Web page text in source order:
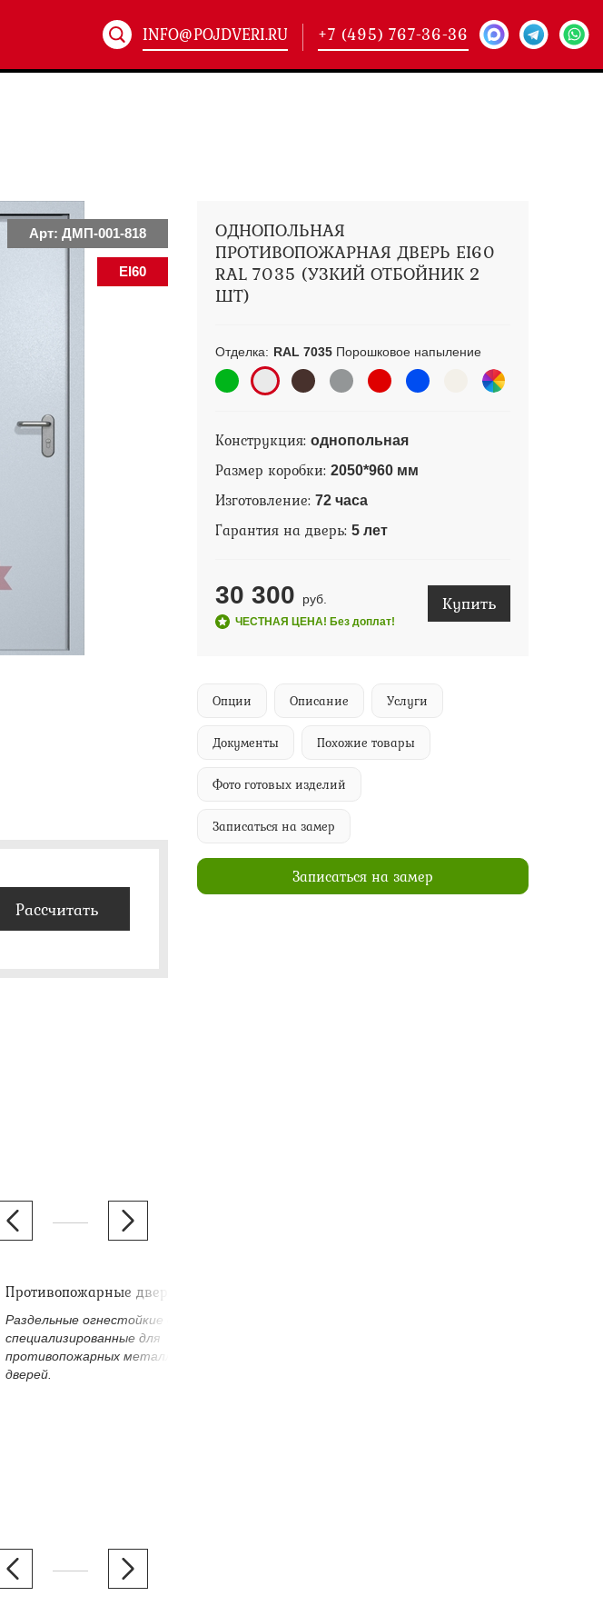
Полуторные технические двери
Двупольные технические двери(178)
INFO@POJDVERI.RU +7 (495) 767-36-36
Арт: ДМП-001-818
EI60
ОДНОПОЛЬНАЯ
ПРОТИВОПОЖАРНАЯ ДВЕРЬ EI60
RAL 7035 (УЗКИЙ ОТБОЙНИК 2
ШТ)
Отделка: RAL 7035Порошковое напыление
Конструкция: однопольная
Размер коробки: 2050*960 мм
Изготовление: 72 часа
Гарантия на дверь: 5 лет
30 300 руб.
ЧЕСТНАЯ ЦЕНА! Без доплат!
Купить
Опции Описание Услуги
Документы Похожие товары
Фото готовых изделий
Записаться на замер
Записаться на замер
Рассчитать
Противопожарные дверные ручки
Раздельные огнестойкие дверные ручки
специализированные для
противопожарных металлических
дверей.